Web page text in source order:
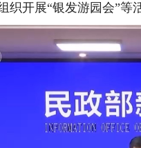
织开展“银发游园会”等